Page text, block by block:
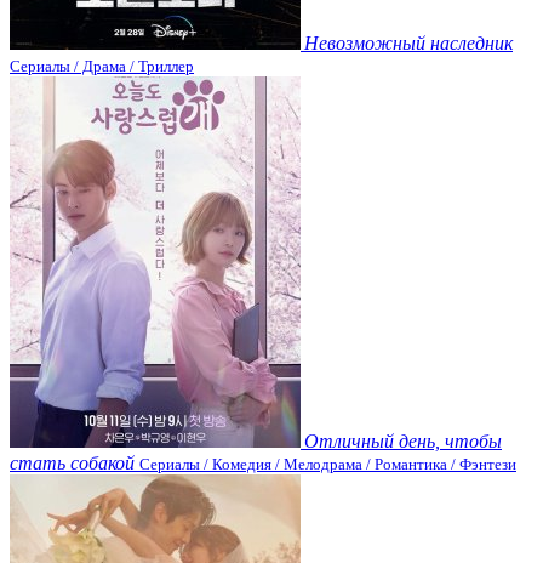
Невозможный наследник
Сериалы / Драма / Триллер
Отличный день, чтобы
стать собакой Сериалы / Комедия / Мелодрама / Романтика / Фэнтези